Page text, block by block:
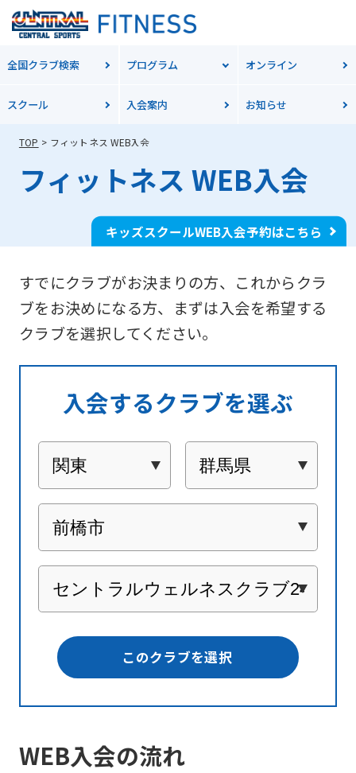
全国クラブ検索 プログラム オンライン
スクール 入会案内 お知らせ
TOP フィットネス WEB入会
フィットネス WEB入会
キッズスクールWEB入会予約はこちら
すでにクラブがお決まりの方、これからクラ
ブをお決めになる方、 まずは入会を希望する
クラブを選択してください。
入会するクラブを選ぶ
このクラブを選択
WEB入会の流れ